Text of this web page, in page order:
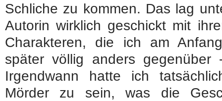
Schliche zu kommen. Das lag
Autorin wirklich geschickt mit
Charakteren, die ich am
später völlig anders gegenüber
Irgendwann hatte ich
Mörder zu sein, was die